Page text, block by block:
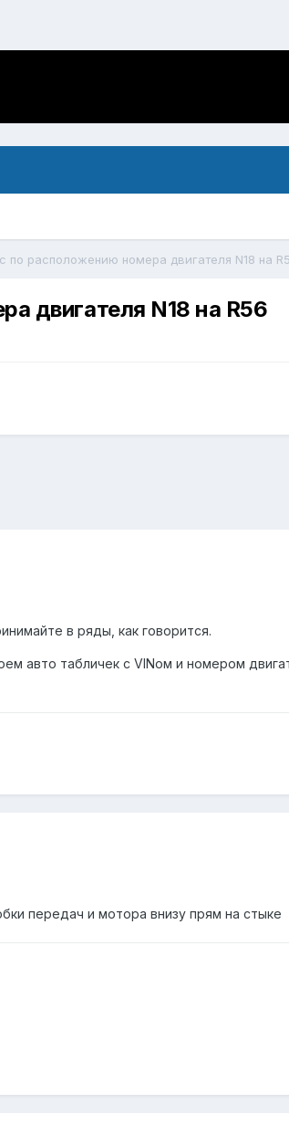
по расположению номера двигателя N18 на
двигателя N18 на R56
в ряды, как говорится.
авто табличек с VINом и номером
передач и мотора внизу прям на стыке